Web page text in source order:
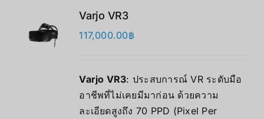
Varjo VR3
117,000.00฿
Varjo VR3: ประสบการณ์ VR ระดับมือ
อาชีพที่ไม่เคยมีมาก่อน ด้วยความ
ละเอียดสูงถึง 70 PPD (Pixel Per